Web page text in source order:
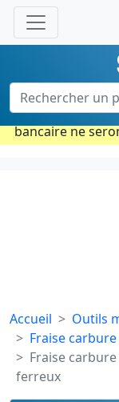
Période
bancaire ne
Accueil
Outils
Fraise
Fraise
ferreux